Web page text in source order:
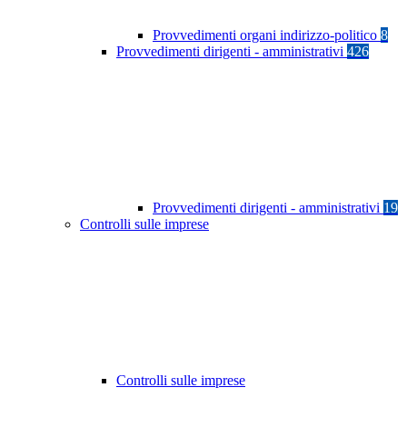
Provvedimenti organi indirizzo-politico 8
Provvedimenti dirigenti - amministrativi 426
Provvedimenti dirigenti - amministrativi 19
Controlli sulle imprese
Controlli sulle imprese